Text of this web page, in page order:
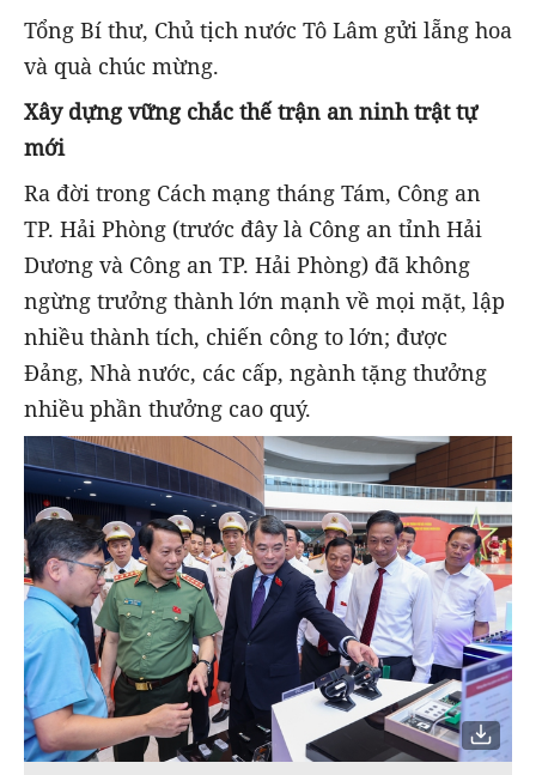
Tổng Bí thư, Chủ tịch nước Tô Lâm gửi lẵng hoa
và quà chúc mừng.
Xây dựng vững chắc thế trận an ninh trật tự
mới
Ra đời trong Cách mạng tháng Tám, Công an
TP. Hải Phòng (trước đây là Công an tỉnh Hải
Dương và Công an TP. Hải Phòng) đã không
ngừng trưởng thành lớn mạnh về mọi mặt, lập
nhiều thành tích, chiến công to lớn; được
Đảng, Nhà nước, các cấp, ngành tặng thưởng
nhiều phần thưởng cao quý.